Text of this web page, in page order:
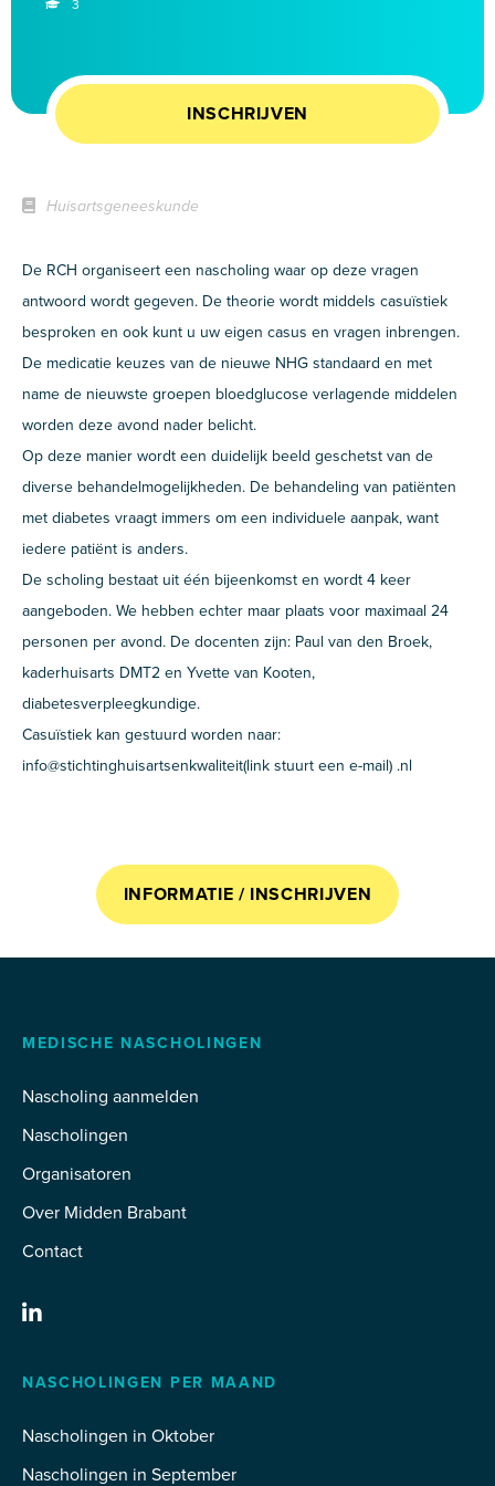
3
INSCHRIJVEN
Huisartsgeneeskunde
De RCH organiseert een nascholing waar op deze vragen
antwoord wordt gegeven. De theorie wordt middels casuïstiek
besproken en ook kunt u uw eigen casus en vragen inbrengen.
De medicatie keuzes van de nieuwe NHG standaard en met
name de nieuwste groepen bloedglucose verlagende middelen
worden deze avond nader belicht.
Op deze manier wordt een duidelijk beeld geschetst van de
diverse behandelmogelijkheden. De behandeling van patiënten
met diabetes vraagt immers om een individuele aanpak, want
iedere patiënt is anders.
De scholing bestaat uit één bijeenkomst en wordt 4 keer
aangeboden. We hebben echter maar plaats voor maximaal 24
personen per avond. De docenten zijn: Paul van den Broek,
kaderhuisarts DMT2 en Yvette van Kooten,
diabetesverpleegkundige.
Casuïstiek kan gestuurd worden naar:
info@stichtinghuisartsenkwaliteit(link stuurt een e-mail) .nl
INFORMATIE / INSCHRIJVEN
MEDISCHE NASCHOLINGEN
Nascholing aanmelden
Nascholingen
Organisatoren
Over Midden Brabant
Contact
NASCHOLINGEN PER MAAND
Nascholingen in Oktober
Nascholingen in September